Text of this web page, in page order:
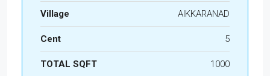
Village AIKKARANAD
Cent 5
TOTAL SQFT 1000